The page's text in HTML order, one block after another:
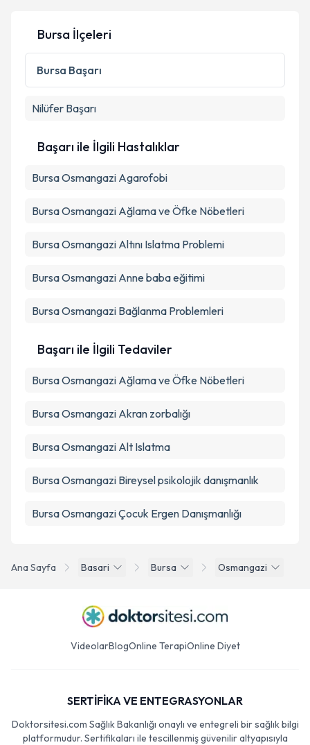
Ana Sayfa Basari Bursa Osmangazi
Bursa İlçeleri
Bursa Başarı
Nilüfer Başarı
Başarı ile İlgili Hastalıklar
Bursa Osmangazi Agarofobi
Bursa Osmangazi Ağlama ve Öfke Nöbetleri
Bursa Osmangazi Altını Islatma Problemi
Bursa Osmangazi Anne baba eğitimi
Bursa Osmangazi Bağlanma Problemleri
Başarı ile İlgili Tedaviler
Bursa Osmangazi Ağlama ve Öfke Nöbetleri
Bursa Osmangazi Akran zorbalığı
Bursa Osmangazi Alt Islatma
Bursa Osmangazi Bireysel psikolojik danışmanlık
Bursa Osmangazi Çocuk Ergen Danışmanlığı
VideolarBlogOnline TerapiOnline Diyet
SERTİFİKA VE ENTEGRASYONLAR
Doktorsitesi.com Sağlık Bakanlığı onaylı ve entegreli bir sağlık bilgi
platformudur. Sertifikaları ile tescillenmiş güvenilir altyapısıyla